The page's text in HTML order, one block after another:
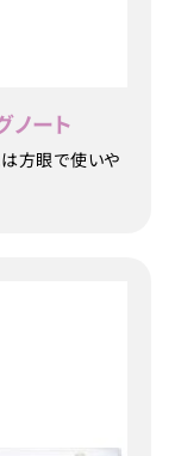
ノート
方眼で使いや